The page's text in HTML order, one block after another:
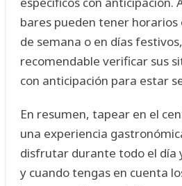
bares pueden tener horarios
de semana o en días
recomendable verificar sus
con anticipación para estar
En resumen, tapear en el
una experiencia
disfrutar durante todo el día
y cuando tengas en cuenta